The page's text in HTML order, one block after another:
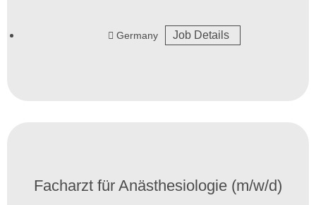
Germany Job Details
Facharzt für Anästhesiologie (m/w/d)